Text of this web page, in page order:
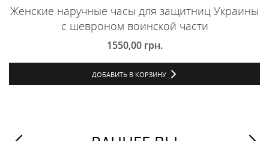
Женские наручные часы для защитниц Украины
с шевроном воинской части
1550,00 грн.
ДОБАВИТЬ В КОРЗИНУ